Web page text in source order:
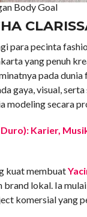
Body Goal
para pecinta
yang penuh
pada
gaya, visual, serta
modeling secara
Karier,
kuat membuat
lokal. Ia
komersial yang